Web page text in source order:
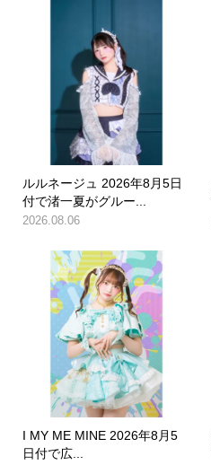
ルルネージュ 2026年8月5日
付で渚一夏がグルー...
2026.08.06
I MY ME MINE 2026年8月5
日付で広...